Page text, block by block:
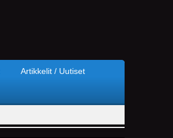
Artikkelit / Uutiset